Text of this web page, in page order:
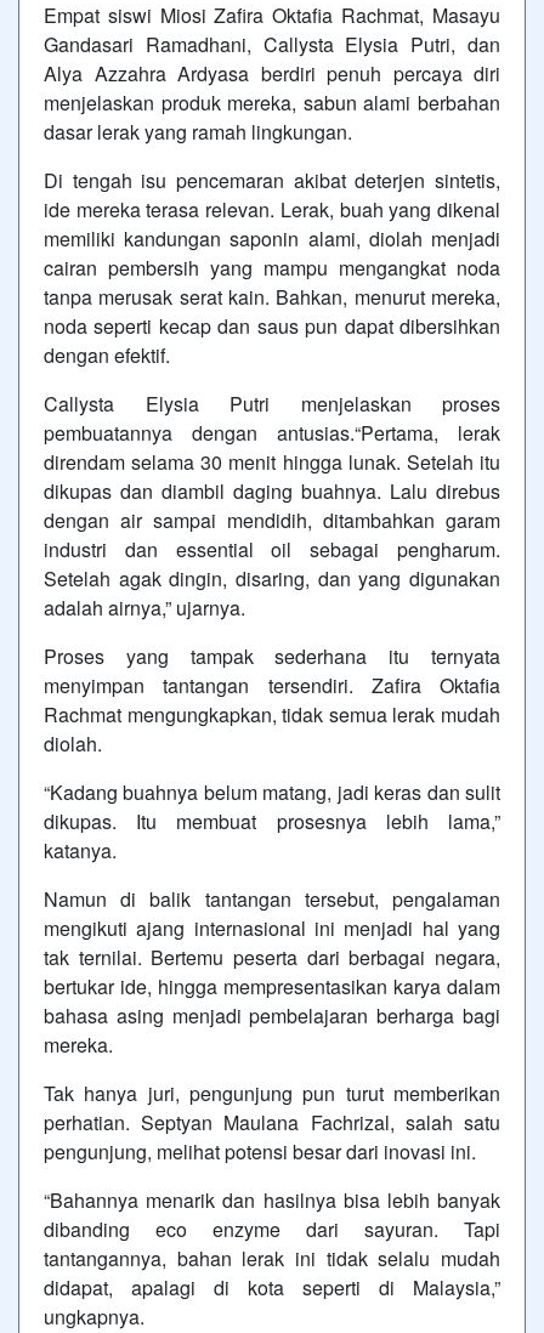
Empat siswi Miosi Zafira Oktafia Rachmat, Masayu
Gandasari Ramadhani, Callysta Elysia Putri, dan
Alya Azzahra Ardyasa berdiri penuh percaya diri
menjelaskan produk mereka, sabun alami berbahan
dasar lerak yang ramah lingkungan.
Di tengah isu pencemaran akibat deterjen sintetis,
ide mereka terasa relevan. Lerak, buah yang dikenal
memiliki kandungan saponin alami, diolah menjadi
cairan pembersih yang mampu mengangkat noda
tanpa merusak serat kain. Bahkan, menurut mereka,
noda seperti kecap dan saus pun dapat dibersihkan
dengan efektif.
Callysta Elysia Putri menjelaskan proses
pembuatannya dengan antusias.“Pertama, lerak
direndam selama 30 menit hingga lunak. Setelah itu
dikupas dan diambil daging buahnya. Lalu direbus
dengan air sampai mendidih, ditambahkan garam
industri dan essential oil sebagai pengharum.
Setelah agak dingin, disaring, dan yang digunakan
adalah airnya,” ujarnya.
Proses yang tampak sederhana itu ternyata
menyimpan tantangan tersendiri. Zafira Oktafia
Rachmat mengungkapkan, tidak semua lerak mudah
diolah.
“Kadang buahnya belum matang, jadi keras dan sulit
dikupas. Itu membuat prosesnya lebih lama,”
katanya.
Namun di balik tantangan tersebut, pengalaman
mengikuti ajang internasional ini menjadi hal yang
tak ternilai. Bertemu peserta dari berbagai negara,
bertukar ide, hingga mempresentasikan karya dalam
bahasa asing menjadi pembelajaran berharga bagi
mereka.
Tak hanya juri, pengunjung pun turut memberikan
perhatian. Septyan Maulana Fachrizal, salah satu
pengunjung, melihat potensi besar dari inovasi ini.
“Bahannya menarik dan hasilnya bisa lebih banyak
dibanding eco enzyme dari sayuran. Tapi
tantangannya, bahan lerak ini tidak selalu mudah
didapat, apalagi di kota seperti di Malaysia,”
ungkapnya.